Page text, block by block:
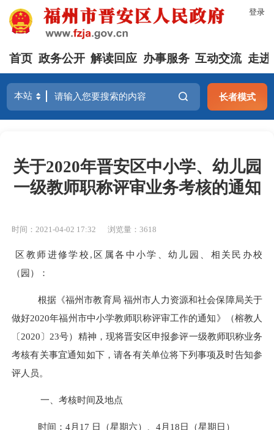
登录
首页 政务公开 解读回应 办事服务 互动交流 走进
长者模式
关于2020年晋安区中小学、幼儿园
一级教师职称评审业务考核的通知
时间：2021-04-02 17:32 浏览量：3618
区教师进修学校 ,区属各中小学、幼儿园 相关 民办校
（园） ：
根据《福州市教育局 福州市人力资源和社会保障局关于
做好2020年福州市中小学教师职称评审工作的通知》（榕教人
〔2020〕23号） 精神 ，现将晋安区申报参评一级教师职称业务
考核有关事宜通知如下，请各有关单位将下列事项及时告知参
评人员。
一、考核时间及地点
时间： 4月17 日（星期六）、4月18日（星期日）